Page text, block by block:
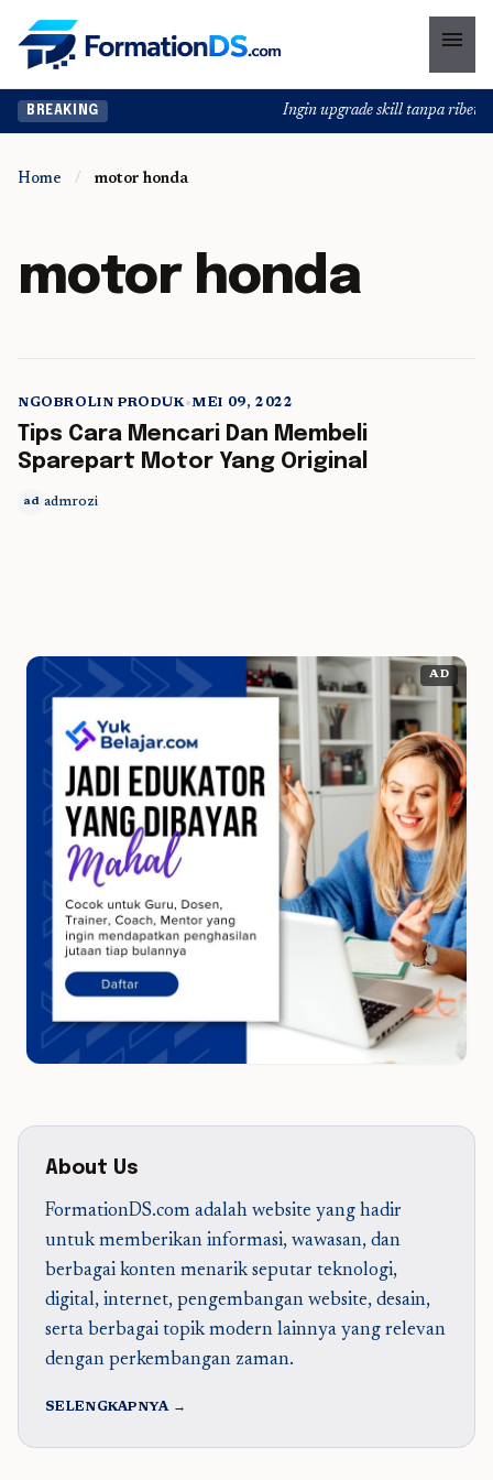
menu
BREAKING Ingin upgrade skill tanpa ribet?
Home / motor honda
motor honda
NGOBROLIN PRODUK•MEI 09, 2022
Tips Cara Mencari Dan Membeli
Sparepart Motor Yang Original
ad admrozi
AD
About Us
FormationDS.com adalah website yang hadir
untuk memberikan informasi, wawasan, dan
berbagai konten menarik seputar teknologi,
digital, internet, pengembangan website, desain,
serta berbagai topik modern lainnya yang relevan
dengan perkembangan zaman.
SELENGKAPNYA →